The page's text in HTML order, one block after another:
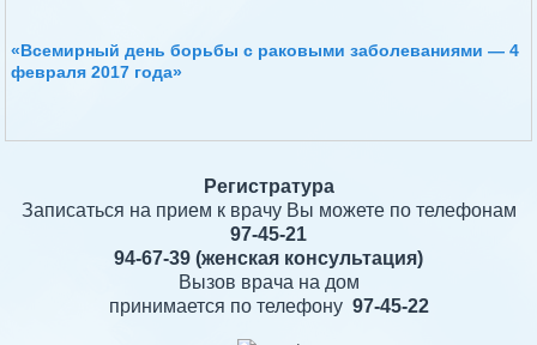
«Всемирный день борьбы с раковыми заболеваниями — 4
февраля 2017 года»
Регистратура
Записаться на прием к врачу Вы можете по телефонам
97-45-21
94-67-39 (женская консультация)
Вызов врача на дом
принимается по телефону 97-45-22